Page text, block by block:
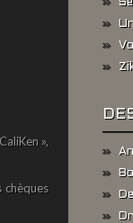
»,
chèques